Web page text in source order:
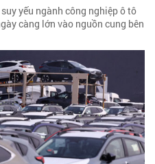
yếu ngành công nghiệp ô tô
càng lớn vào nguồn cung bên